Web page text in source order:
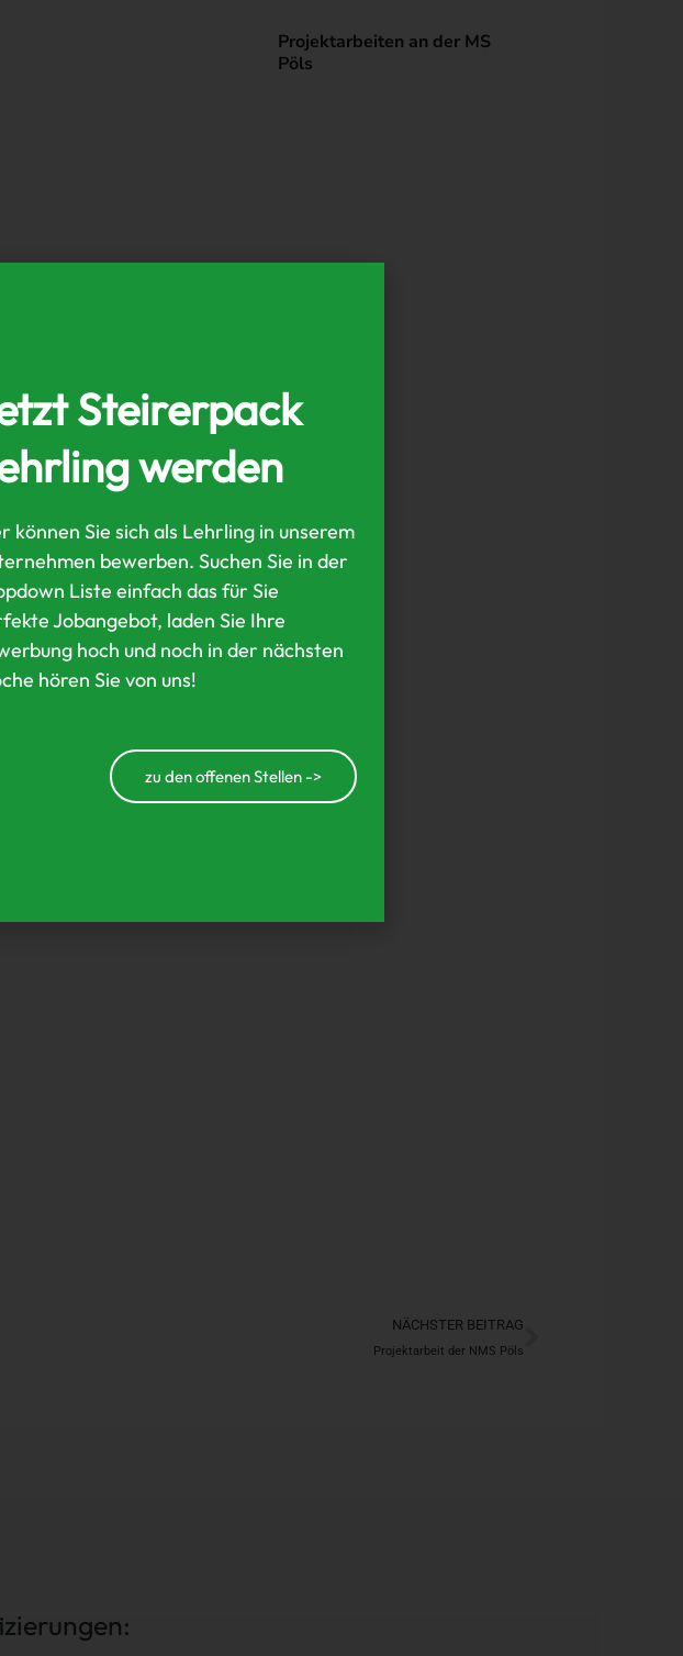
Projektarbeiten an der MS
Pöls
NÄCHSTER BEITRAG
Projektarbeit der NMS Pöls
Steirerpack
werden
können Sie sich als Lehrling in unserem
bewerben. Suchen Sie in der
Liste einfach das für Sie
Jobangebot, laden Sie Ihre
hoch und noch in der nächsten
hören Sie von uns!
zu den offenen Stellen ->